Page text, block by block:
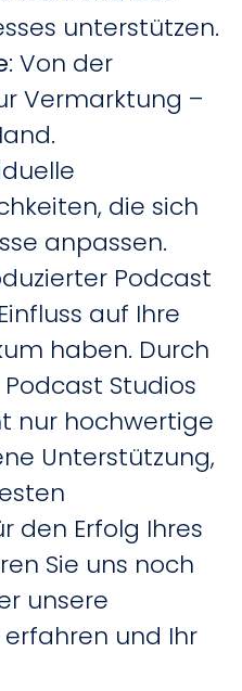
unterstützen.
: Von der
Vermarktung –
die sich
anpassen.
Podcast
auf Ihre
haben. Durch
Studios
nur hochwertige
Unterstützung,
den Erfolg Ihres
Sie uns noch
unsere
und Ihr